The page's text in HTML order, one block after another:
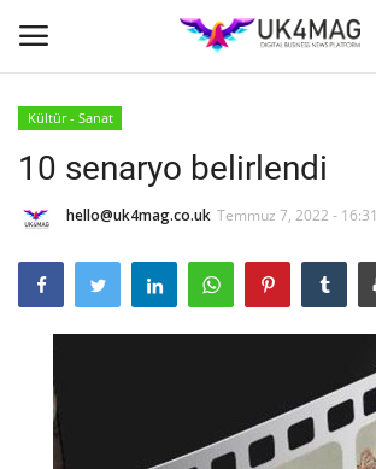
Ana Sayfa
TVNET
TOPLUM
İş Platformu
İş İlanları
Kültür - Sanat
10 senaryo belirlendi
hello@uk4mag.co.uk Temmuz 7, 2022 - 16:31